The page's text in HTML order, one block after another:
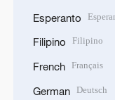
Esperanto
Filipino Filipino
French Français
German Deutsch